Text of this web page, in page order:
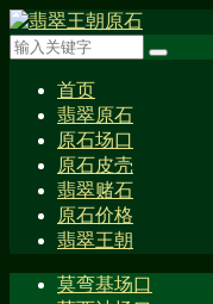
首页
翡翠原石
原石场口
原石皮壳
翡翠赌石
原石价格
翡翠王朝
莫弯基场口